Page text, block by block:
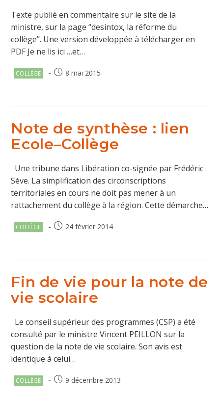
Texte publié en commentaire sur le site de la
ministre, sur la page “desintox, la réforme du
collège”. Une version développée à télécharger en
PDF Je ne lis ici …et…
Post
COLLÈGE
Publication
8 mai 2015
Note de synthèse : lien
Ecole–Collège
Une tribune dans Libération co-signée par Frédéric
Sève. La simplification des circonscriptions
territoriales en cours ne doit pas mener à un
rattachement du collège à la région. Cette démarche…
Post
COLLÈGE
Publication
24 février 2014
Fin de vie pour la note de
vie scolaire
Le conseil supérieur des programmes (CSP) a été
consulté par le ministre Vincent PEILLON sur la
question de la note de vie scolaire. Son avis est
identique à celui…
Post
COLLÈGE
Publication
9 décembre 2013